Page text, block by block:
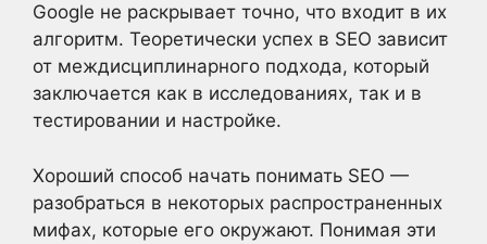
Google не раскрывает точно, что входит в их
алгоритм. Теоретически успех в SEO зависит
от междисциплинарного подхода, который
заключается как в исследованиях, так и в
тестировании и настройке.
Хороший способ начать понимать SEO —
разобраться в некоторых распространенных
мифах, которые его окружают. Понимая эти